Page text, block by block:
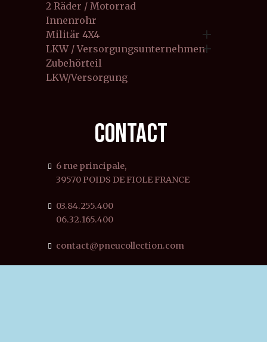
2 Räder / Motorrad
Innenrohr
Militär 4X4

LKW / Versorgungsunternehmen
Zubehörteil
LKW/Versorgung
CONTACT
6 rue principale,
39570 POIDS DE FIOLE FRANCE
03.84.255.400
06.32.165.400
contact@pneucollection.com